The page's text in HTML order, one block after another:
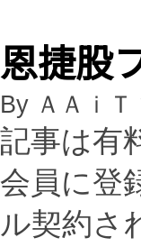
恩捷股
By ＡＡｉＴ
記事は有
会員に登
ル契約さ